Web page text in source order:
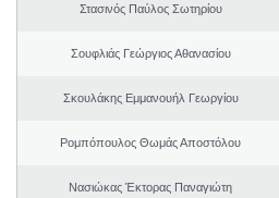
Στασινός Παύλος Σωτηρίου
Σουφλιάς Γεώργιος Αθανασίου
Σκουλάκης Εμμανουήλ Γεωργίου
Ρομπόπουλος Θωμάς Αποστόλου
Νασιώκας Έκτορας Παναγιώτη